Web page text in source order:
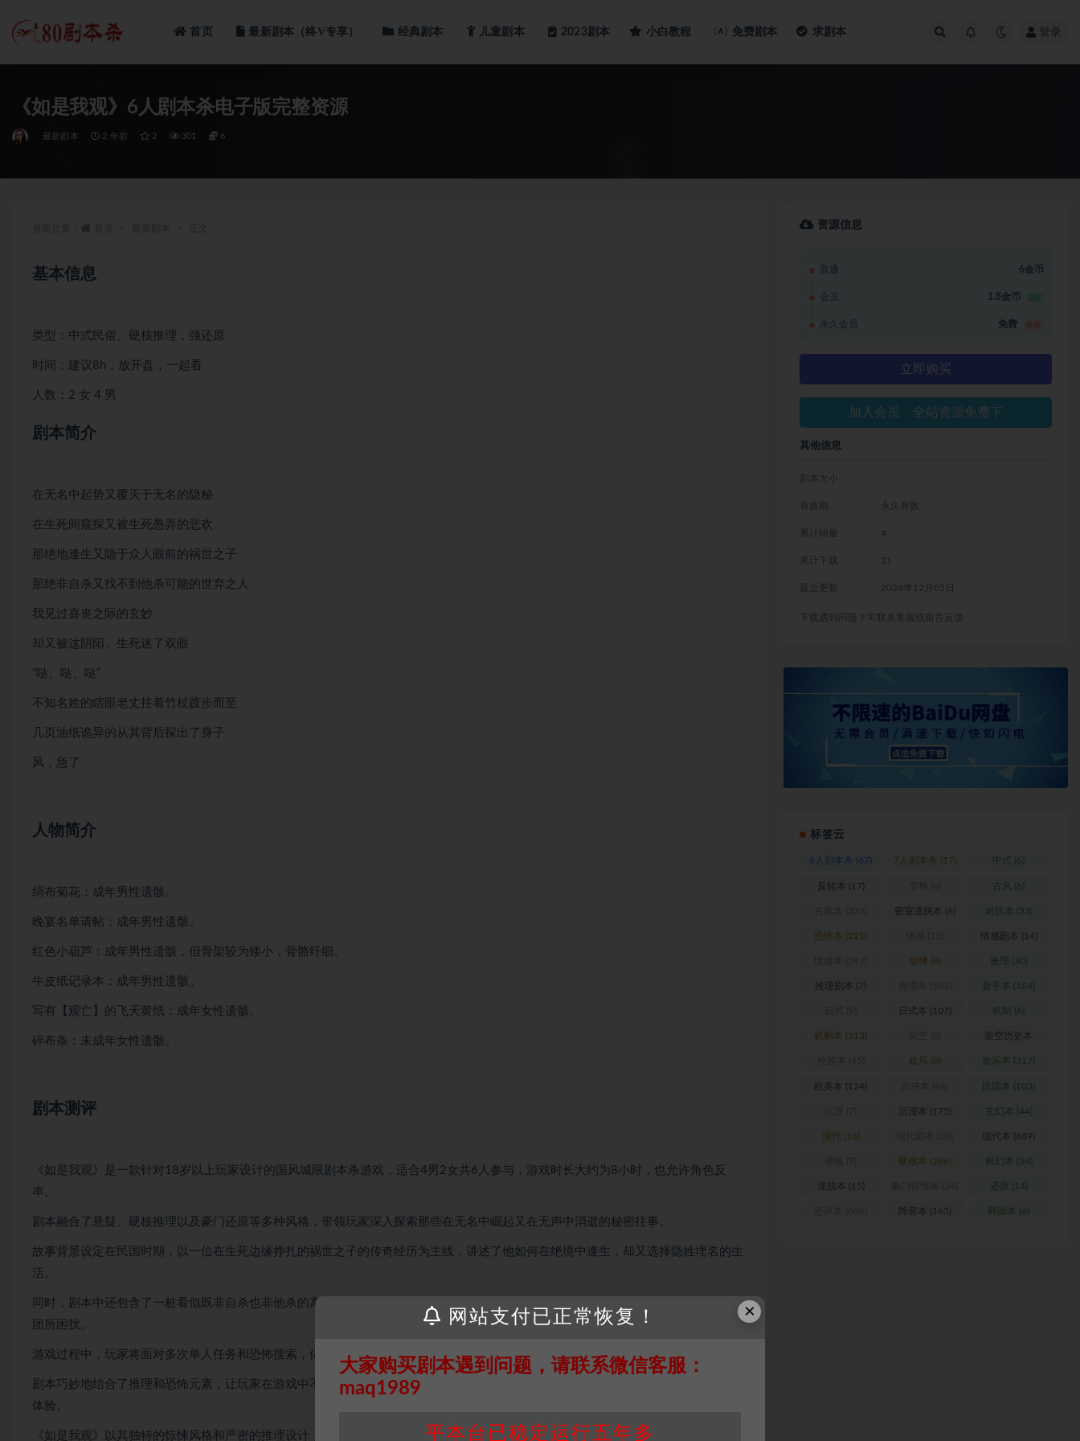
首页 最新剧本（终V专享） 经典剧本 儿童剧本 2023剧本 小白教程 免费剧本 求剧本 登录
《如是我观》6人剧本杀电子版完整资源
最新剧本 2 年前 2 301 6
基本信息
类型：中式民俗、硬核推理，强还原
时间：建议8h，放开盘，一起看
人数：2 女 4 男
剧本简介
在无名中起势又覆灭于无名的隐秘
在生死间窥探又被生死愚弄的悲欢
那绝地逢生又隐于众人眼前的祸世之子
那绝非自杀又找不到他杀可能的世弃之人
我见过喜丧之际的玄妙
却又被这阴阳、生死迷了双眼
“哒、哒、哒”
不知名姓的瞎眼老丈拄着竹杖踱步而至
几页油纸诡异的从其背后探出了身子
风，急了
人物简介
绢布菊花：成年男性遗骸。
晚宴名单请帖：成年男性遗骸。
红色小葫芦：成年男性遗骸，但骨架较为矮小，骨骼纤细。
牛皮纸记录本：成年男性遗骸。
写有【观亡】的飞天黄纸：成年女性遗骸。
碎布条：未成年女性遗骸。
剧本测评
《如是我观》是一款针对18岁以上玩家设计的国风城限剧本杀游戏，适合4男2女共6人参与，游戏时长大约为8小时，也允许角色反
串。
剧本融合了悬疑、硬核推理以及豪门还原等多种风格，带领玩家深入探索那些在无名中崛起又在无声中消逝的秘密往事。
故事背景设定在民国时期，以一位在生死边缘挣扎的祸世之子的传奇经历为主线，讲述了他如何在绝境中逢生，却又选择隐姓埋名的生
活。
同时，剧本中还包含了一桩看似既非自杀也非他杀的离奇死亡案件，玩家将在游戏中体验到喜丧交织的复杂情感，并被阴阳、生死的谜
团所困扰。
游戏过程中，玩家将面对多次单人任务和恐怖搜索，体验到紧张和恐怖的氛围。
剧本巧妙地结合了推理和恐怖元素，让玩家在游戏中不断面对内心的恐惧和黑暗，尤其是“追逐大逃杀”环节，提供了极具沉浸感的恐怖
体验。
《如是我观》以其独特的惊悚风格和严密的推理设计，获得了玩家的高度评价。
资源信息
普通 6金币
会员 1.8金币 3折
永久会员 免费
立即购买
加入会员，全站资源免费下
其他信息
剧本大小
有效期 永久有效
累计销量 4
累计下载 21
最近更新 2024年12月05日
下载遇到问题？可联系客服或留言反馈
标签云
6人剧本杀 (67) 7人剧本杀 (17) 中式 (6)
反转本 (17) 古风 (6)
密室逃脱本 (6) 对抗本 (33)
恐怖本 (221) 情感剧本 (14)
惊悚 (8) 推理 (30)
推理剧本 (7) 新手本 (164)
日式本 (107) 机制 (6)
机制本 (313) 架空历史本
(102)
欢乐 (8) 欢乐本 (317)
欧美本 (124) 民国本 (103)
沉浸本 (175) 玄幻本 (44)
现代 (16) 现代本 (689)
硬核本 (286) 科幻本 (34)
谍战本 (15) 还原 (14)
阵营本 (165) 韩国本 (6)
×
网站支付已正常恢复！
大家购买剧本遇到问题，请联系微信客服：
maq1989
平本台已稳定运行五年多